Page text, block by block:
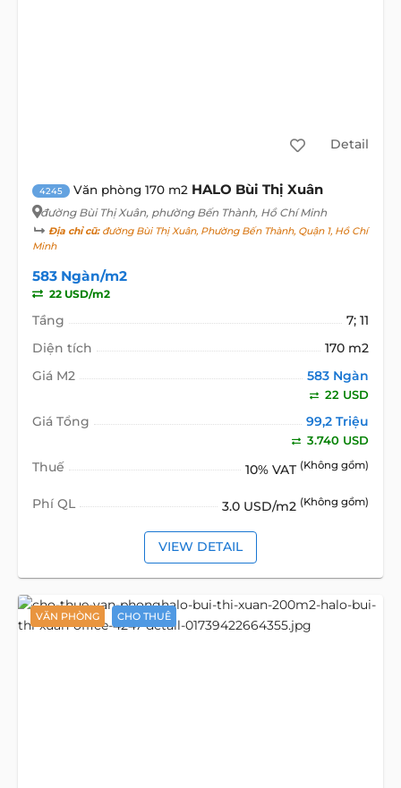
Detail
4245 Văn phòng 170 m2 HALO Bùi Thị Xuân
đường Bùi Thị Xuân, phường Bến Thành, Hồ Chí Minh
Địa chỉ cũ:đường Bùi Thị Xuân, Phường Bến Thành, Quận 1, Hồ Chí
Minh
583 Ngàn/m2
22 USD/m2
Tầng
7; 11
Diện tích
170 m2
Giá M2
583 Ngàn
22 USD
Giá Tổng 99,2 Triệu
3.740 USD
Thuế 10% VAT (Không gồm)
Phí QL 3.0 USD/m2 (Không gồm)
VIEW DETAIL
VĂN PHÒNG CHO THUÊ